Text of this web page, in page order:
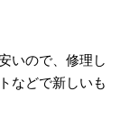
いので、修理し
などで新しいも